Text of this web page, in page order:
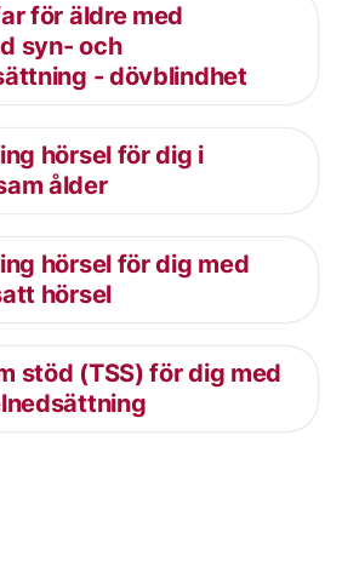
för äldre med
syn- och
- dövblindhet
hörsel för dig i
ålder
hörsel för dig med
hörsel
stöd (TSS) för dig med